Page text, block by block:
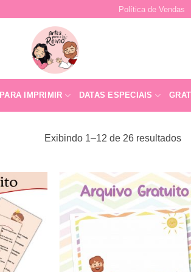
Política de Vendas
PARA IMPRIMIR DATAS ESPECIAIS
Exibindo 1–12 de 26 resultados
Adicionar
a lista de
desejos
a lista